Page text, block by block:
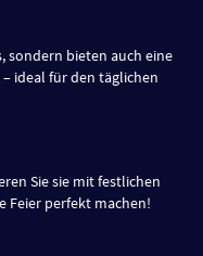
sondern bieten auch eine
ideal für den täglichen
Sie sie mit festlichen
Feier perfekt machen!